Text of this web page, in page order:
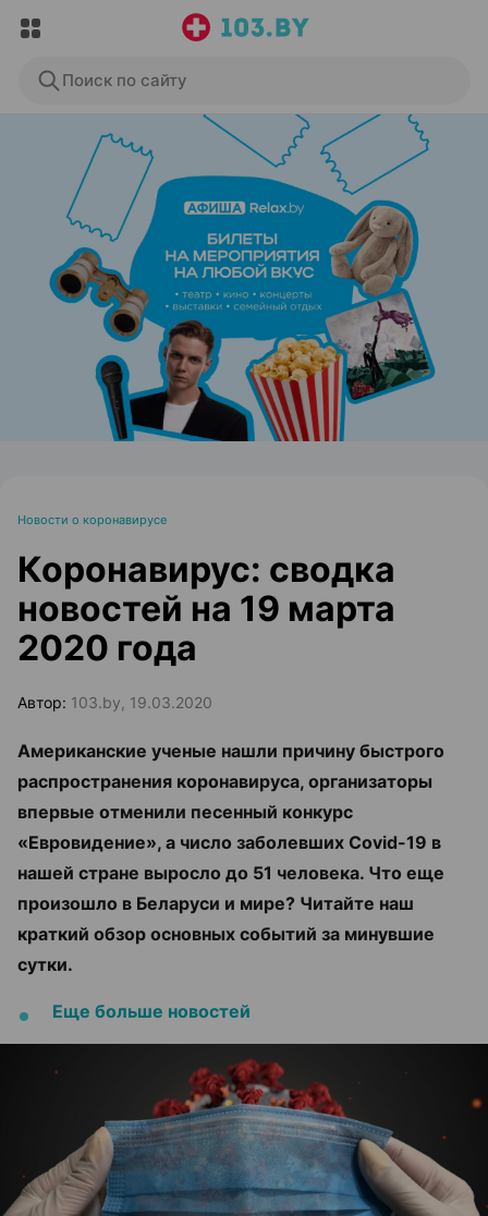
Поиск по сайту
ЭФФЕКТИВНАЯ РЕКЛАМА НА САЙТЕ
Новости о коронавирусе
Коронавирус: сводка
новостей на 19 марта
2020 года
Автор: 103.by, 19.03.2020
Американские ученые нашли причину быстрого
распространения коронавируса, организаторы
впервые отменили песенный конкурс
«Евровидение», а число заболевших Covid-19 в
нашей стране выросло до 51 человека. Что еще
произошло в Беларуси и мире? Читайте наш
краткий обзор основных событий за минувшие
сутки.
Еще больше новостей